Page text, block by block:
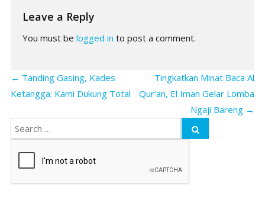
Leave a Reply
You must be logged in to post a comment.
← Tanding Gasing, Kades
Ketangga: Kami Dukung Total
Tingkatkan Minat Baca Al
Qur’an, El Iman Gelar Lomba
Ngaji Bareng →